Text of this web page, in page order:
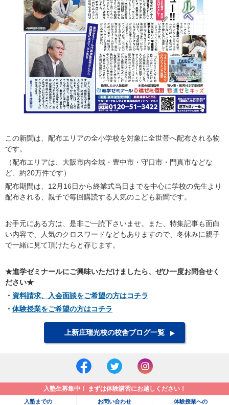
この新聞は、配布エリアの全小学校を対象に全世帯へ配布される物
です。
（配布エリアは、大阪市内全域・豊中市・守口市・門真市などな
ど、約20万件です）
配布期間は、12月 16日から終業式当日までを中心に学校の先生より
配布される、親子で毎回購読する人気のこども新聞です。
お手元にある方は、是非ご一読下さいませ。また、特集記事も面白
い内容で、人気のクロスワードなどもありますので、冬休みに親子
で一緒に見て頂けたらと存じます。
★進学ゼミナールにご興味いただけましたら、ぜひ一度お問合せく
ださい★
・ 資料請求、入会面談をご希望の方はコチラ
・ 体験授業をご希望の方はコチラ
上新庄瑞光校の校舎ブログ一覧
入塾生募集中！ まずは体験講習にお越しください！
入塾までの お問い合わせ 体験授業への